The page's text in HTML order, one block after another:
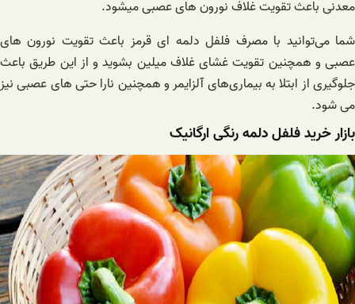
معدنی باعث تقویت غلاف نورون های عصبی میشود.
شما می‌توانید با مصرف فلفل دلمه ای قرمز باعث تقویت نورون های
عصبی و همچنین تقویت غشای غلاف میلین بشوید و از این طریق باعث
جلوگیری از ابتلا به بیماری‌های آلزایمر و همچنین نارا حتی های عصبی نیز
می شود.
بازار خرید فلفل دلمه رنگی ارگانیک